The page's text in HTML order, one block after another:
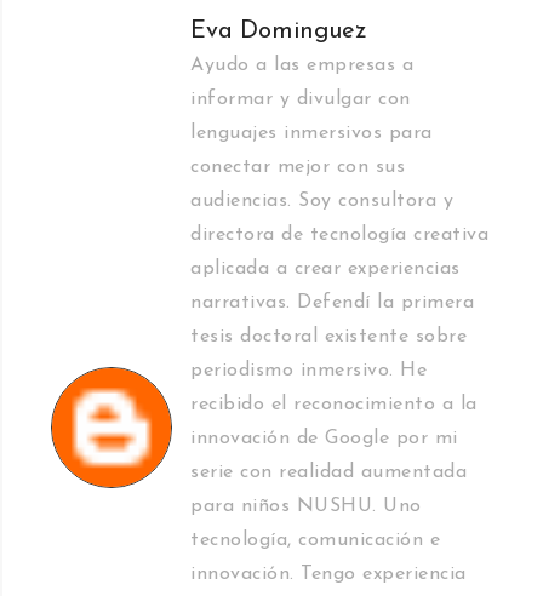
Eva Dominguez
Ayudo a las empresas a
informar y divulgar con
lenguajes inmersivos para
conectar mejor con sus
audiencias. Soy consultora y
directora de tecnología creativa
aplicada a crear experiencias
narrativas. Defendí la primera
tesis doctoral existente sobre
periodismo inmersivo. He
recibido el reconocimiento a la
innovación de Google por mi
serie con realidad aumentada
para niños NUSHU. Uno
tecnología, comunicación e
innovación. Tengo experiencia